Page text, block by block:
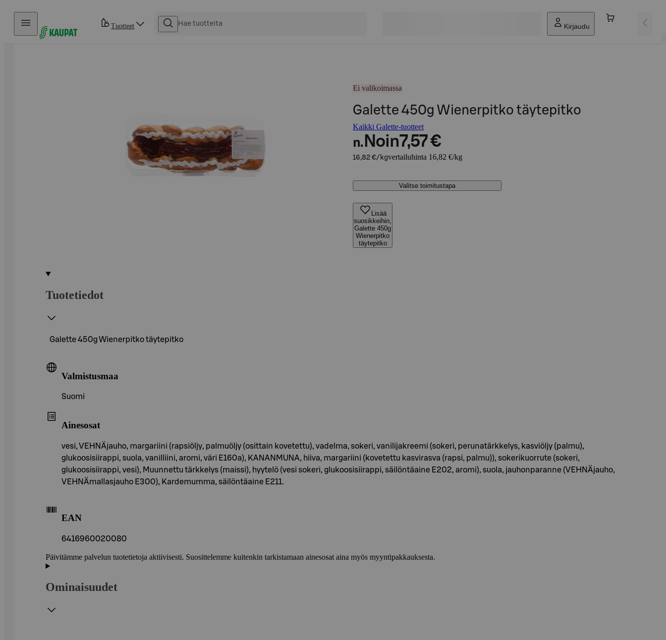
Hyppää sisältöön
Tuotteet Kirjaudu
Ei valikoimassa
Galette 450g Wienerpitko täytepitko
Kaikki Galette-tuotteet
n. Noin7,57 €
16,82 €/kgvertailuhinta 16,82 €/kg
Valitse toimitustapa
Lisää
suosikkeihin,
Galette 450g
Wienerpitko
täytepitko
Tuotetiedot
Galette 450g Wienerpitko täytepitko
Valmistusmaa
Suomi
Ainesosat
vesi, VEHNÄjauho, margariini (rapsiöljy, palmuöljy (osittain kovetettu), vadelma, sokeri, vanilijakreemi (sokeri, perunatärkkelys, kasviöljy (palmu),
glukoosisiirappi, suola, vanilliini, aromi, väri E160a), KANANMUNA, hiiva, margariini (kovetettu kasvirasva (rapsi, palmu)), sokerikuorrute (sokeri,
glukoosisiirappi, vesi), Muunnettu tärkkelys (maissi), hyytelö (vesi sokeri, glukoosisiirappi, säilöntäaine E202, aromi), suola, jauhonparanne (VEHNÄjauho,
VEHNÄmallasjauho E300), Kardemumma, säilöntäaine E211.
EAN
6416960020080
Päivitämme palvelun tuotetietoja aktiivisesti. Suosittelemme kuitenkin tarkistamaan ainesosat aina myös myyntipakkauksesta.
Ominaisuudet